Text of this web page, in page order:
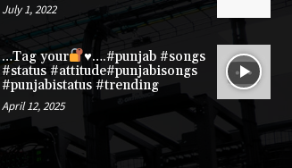
July 1, 2022
…Tag your ♥️….#punjab #songs
#status #attitude#punjabisongs
#punjabistatus #trending
April 12, 2025